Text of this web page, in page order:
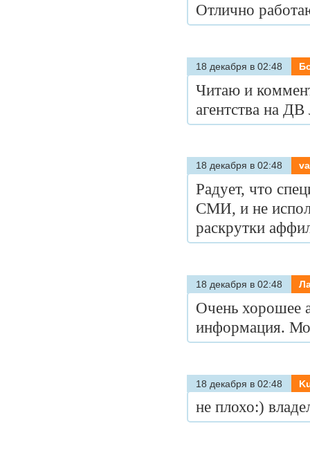
Отлично
18 декабря в 02:48
Читаю и
агентства на
18 декабря в 02:48
Радует, что
СМИ, и не
раскрутки
18 декабря в 02:48
Очень хорошее
информация.
18 декабря в 02:48
не плохо:)